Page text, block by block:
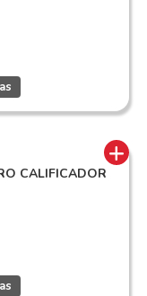
CALIFICADOR